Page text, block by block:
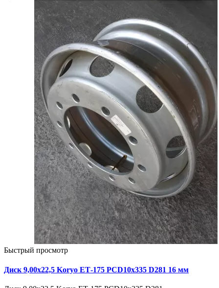
Быстрый просмотр
Диск 9,00х22,5 Koryo ЕТ-175 PCD10x335 D281 16 мм